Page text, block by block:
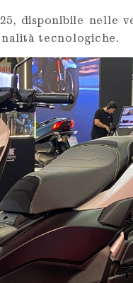
disponibile nelle
tecnologiche.